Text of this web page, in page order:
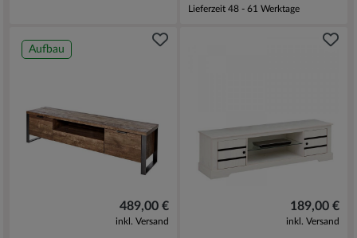
Lieferzeit 48 - 61 Werktage
Aufbau
489,00 €
inkl. Versand
189,00 €
inkl. Versand